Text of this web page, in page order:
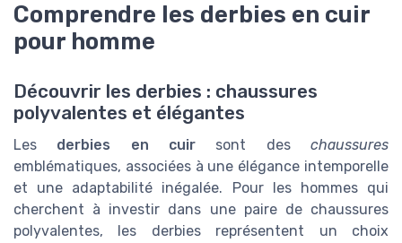
Comprendre les derbies en cuir
pour homme
Découvrir les derbies : chaussures
polyvalentes et élégantes
Les derbies en cuir sont deschaussures
emblématiques, associées à une élégance intemporelle
et une adaptabilité inégalée. Pour les hommes qui
cherchent à investir dans une paire de chaussures
polyvalentes, les derbies représentent un choix